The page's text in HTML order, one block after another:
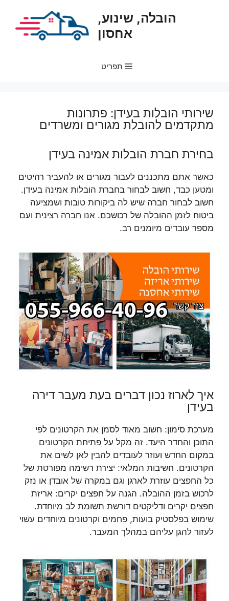
הובלה, שינוע,
אחסון
תפריט
שירותי הובלות בעידן: פתרונות
מתקדמים להובלת מגורים ומשרדים
בחירת חברת הובלות אמינה בעידן
כאשר אתם מתכננים לעבור מגורים או להעביר רהיטים
ומטען כבד, חשוב לבחור בחברת הובלות אמינה בעידן.
חשוב לבחור חברה שיש לה ביקורות טובות ושמציעה
ביטוח לזמן ההובלה של רכושכם. אנו חברה רצינית ועם
מספר עובדים מיומנים רב.
איך לארוז נכון דברים בעת מעבר דירה
בעידן
מערכת סימון: חשוב מאוד לסמן את הקרטונים לפי
התוכן והחדר היעד. זה מקל על פתיחת הקרטונים
במקום החדש ועוזר לעובדים להבין לאן לשים את
הקרטונים. חשיבות המלאי: יצירת רשימה מפורטת של
כל החפצים עוזרת לארגן וגם במקרה של אובדן או נזק
לרכוש בזמן ההובלה. הגנה על חפצים יקרים: אריזת
חפצים יקרים ודליקטים דורשת תשומת לב מיוחדת.
שימוש בפלסטיק בועות, פחמים וקרטונים מיוחדים עשוי
לעזור להגן עליהם במהלך המעבר.